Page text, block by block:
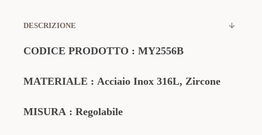
DESCRIZIONE
CODICE PRODOTTO : MY2556B
MATERIALE : Acciaio Inox 316L, Zircone
MISURA : Regolabile